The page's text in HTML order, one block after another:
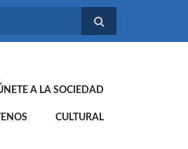
A LA SOCIEDAD
CULTURAL